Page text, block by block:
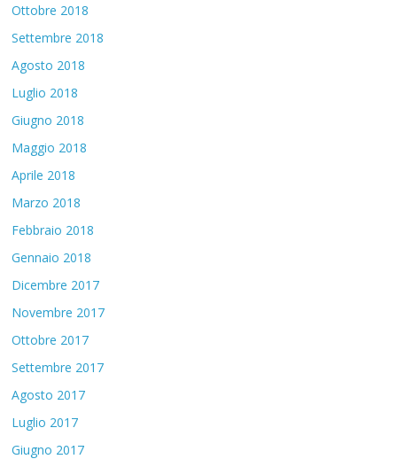
Ottobre 2018
Settembre 2018
Agosto 2018
Luglio 2018
Giugno 2018
Maggio 2018
Aprile 2018
Marzo 2018
Febbraio 2018
Gennaio 2018
Dicembre 2017
Novembre 2017
Ottobre 2017
Settembre 2017
Agosto 2017
Luglio 2017
Giugno 2017